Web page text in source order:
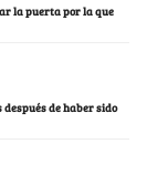
la puerta por la que
de haber sido